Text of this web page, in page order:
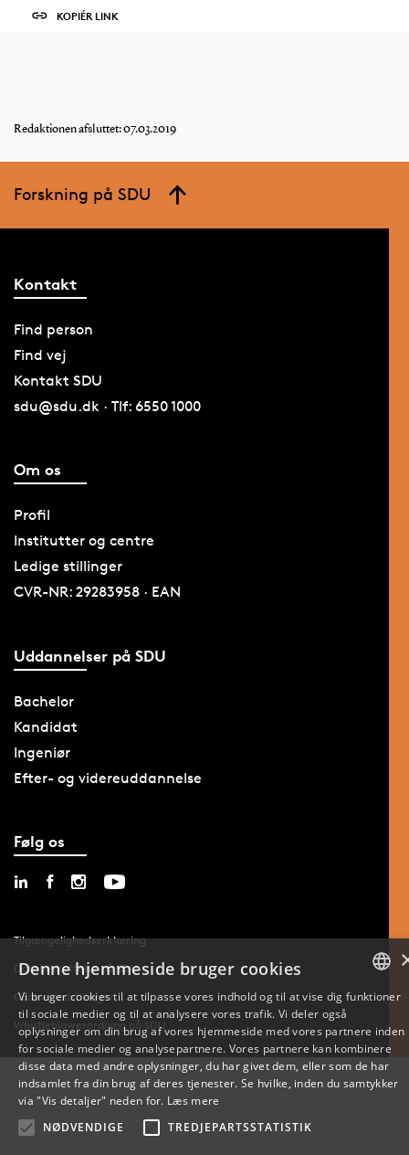
KOPIÉR LINK
Redaktionen afsluttet: 07.03.2019
Forskning på SDU
Kontakt
Find person
Find vej
Kontakt SDU
sdu@sdu.dk · Tlf: 6550 1000
Om os
Profil
Institutter og centre
Ledige stillinger
CVR-NR: 29283958 · EAN
Uddannelser på SDU
Bachelor
Kandidat
Ingeniør
Efter- og videreuddannelse
Følg os
Tilgængelighedserklæring
Databeskyttelse på SDU
Cookie-indstillinger
Whistleblowerordning på SDU
ENGLISH
Denne hjemmeside bruger cookies
Vi bruger cookies til at tilpasse vores indhold og til at vise dig funktioner
til sociale medier og til at analysere vores trafik. Vi deler også
oplysninger om din brug af vores hjemmeside med vores partnere inden
for sociale medier og analysepartnere. Vores partnere kan kombinere
disse data med andre oplysninger, du har givet dem, eller som de har
indsamlet fra din brug af deres tjenester. Se hvilke, inden du samtykker
via "Vis detaljer" neden for. Læs mere
NØDVENDIGE
TREDJEPARTSSTATISTIK